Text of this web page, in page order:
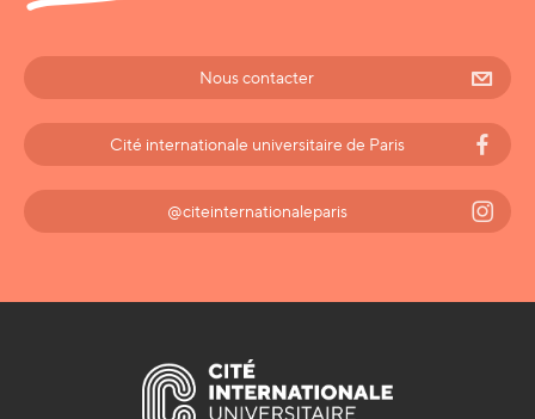
Nous contacter
Cité internationale universitaire de Paris
@citeinternationaleparis